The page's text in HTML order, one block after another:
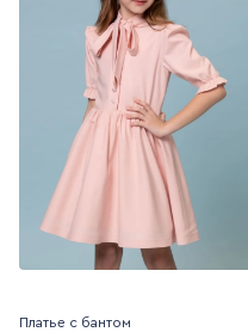
Платье с бантом